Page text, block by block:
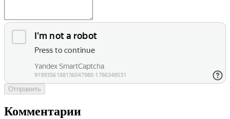
Отправить
Комментарии